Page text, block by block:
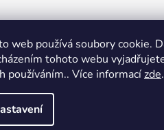
web používá soubory cookie.
tohoto webu
používáním.. Více informacízde.